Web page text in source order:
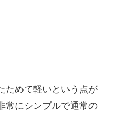
ためて軽いという点が
常にシンプルで通常の